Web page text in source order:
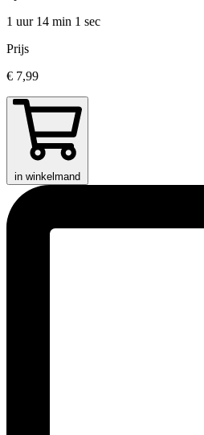
1 uur 14 min 1 sec
Prijs
€ 7,99
in winkelmand